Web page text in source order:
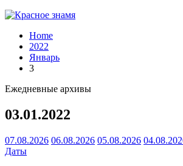
Home
2022
Январь
3
Ежедневные архивы
03.01.2022
07.08.2026 06.08.2026 05.08.2026
Даты